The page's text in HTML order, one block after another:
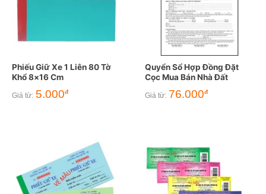
Phiếu Giữ Xe 1 Liên 80 Tờ
Khổ 8×16 Cm
Giá từ: 5.000đ
Quyển Sổ Hợp Đồng Đặt
Cọc Mua Bán Nhà Đất
Giá từ: 76.000đ